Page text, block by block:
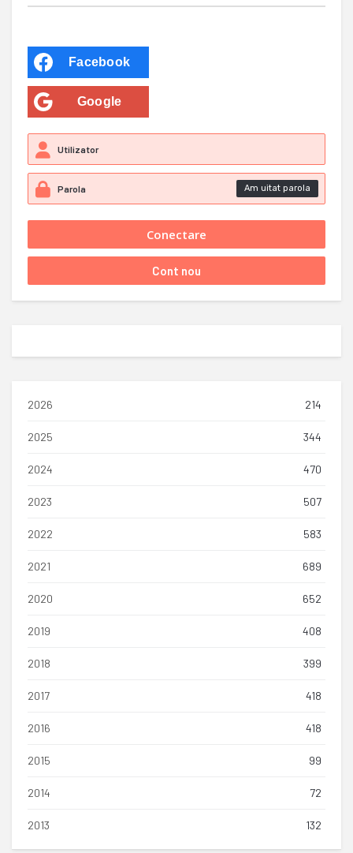
Facebook
Google
Am uitat parola
2026 214
2025 344
2024 470
2023 507
2022 583
2021 689
2020 652
2019 408
2018 399
2017 418
2016 418
2015 99
2014 72
2013 132